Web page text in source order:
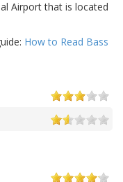
Airport that is located
How to Read Bass